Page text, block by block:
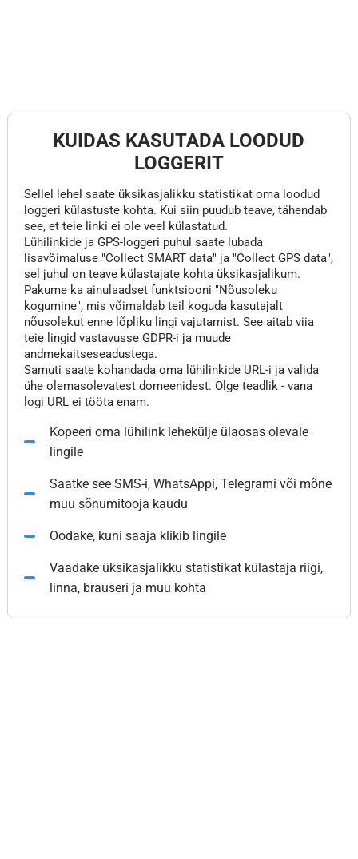
KUIDAS KASUTADA LOODUD
LOGGERIT
Sellel lehel saate üksikasjalikku statistikat oma loodud
loggeri külastuste kohta. Kui siin puudub teave, tähendab
see, et teie linki ei ole veel külastatud.
Lühilinkide ja GPS-loggeri puhul saate lubada
lisavõimaluse "Collect SMART data" ja "Collect GPS data",
sel juhul on teave külastajate kohta üksikasjalikum.
Pakume ka ainulaadset funktsiooni "Nõusoleku
kogumine", mis võimaldab teil koguda kasutajalt
nõusolekut enne lõpliku lingi vajutamist. See aitab viia
teie lingid vastavusse GDPR-i ja muude
andmekaitseseadustega.
Samuti saate kohandada oma lühilinkide URL-i ja valida
ühe olemasolevatest domeenidest. Olge teadlik - vana
logi URL ei tööta enam.
Kopeeri oma lühilink lehekülje ülaosas olevale
lingile
Saatke see SMS-i, WhatsAppi, Telegrami või mõne
muu sõnumitooja kaudu
Oodake, kuni saaja klikib lingile
Vaadake üksikasjalikku statistikat külastaja riigi,
linna, brauseri ja muu kohta